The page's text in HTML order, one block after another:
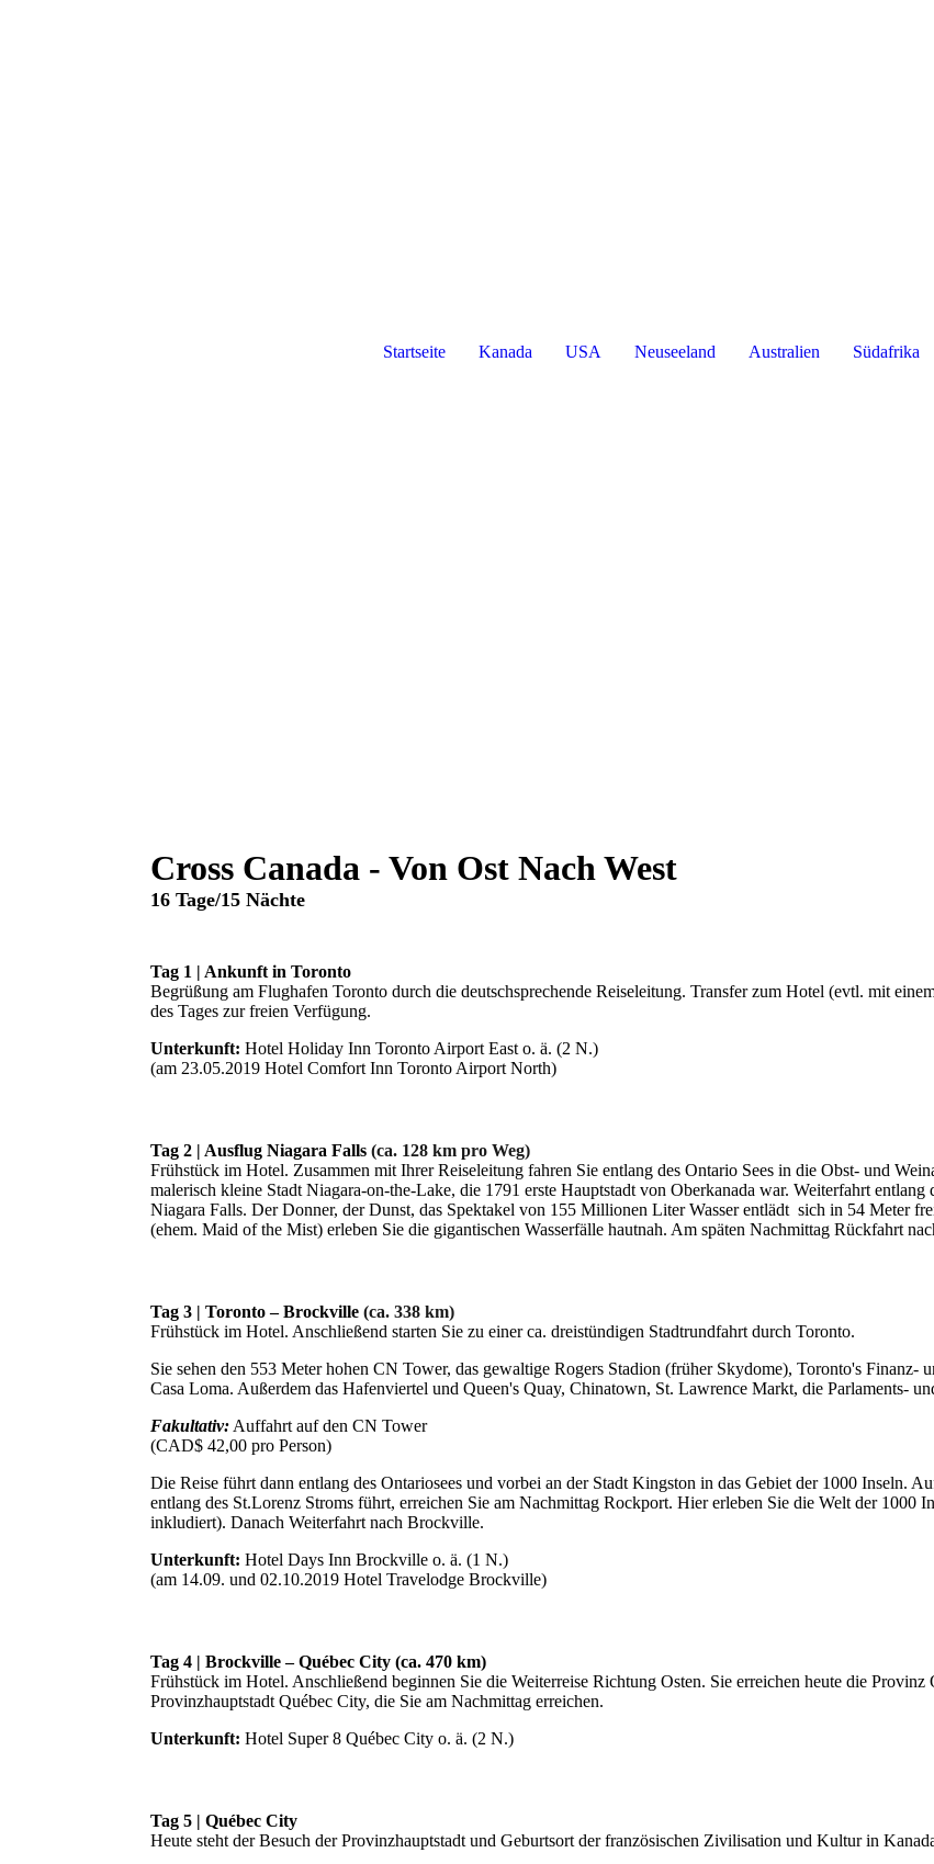
Startseite Kanada USA Neuseeland Australien Südafrika
Cross Canada - Von Ost Nach West
16 Tage/15 Nächte
Tag 1 | Ankunft in Toronto
Begrüßung am Flughafen Toronto durch die deutschsprechende Reiseleitung. Transfer zum Hotel (evtl. mit
des Tages zur freien Verfügung.
Unterkunft: Hotel Holiday Inn Toronto Airport East o. ä. (2 N.)
(am 23.05.2019 Hotel Comfort Inn Toronto Airport North)
Tag 2 | Ausflug Niagara Falls (ca. 128 km pro Weg)
Frühstück im Hotel. Zusammen mit Ihrer Reiseleitung fahren Sie entlang des Ontario Sees in die Obst- und
malerisch kleine Stadt Niagara-on-the-Lake, die 1791 erste Hauptstadt von Oberkanada war. Weiterfahrt
Niagara Falls. Der Donner, der Dunst, das Spektakel von 155 Millionen Liter Wasser entlädt sich in 54 Meter
(ehem. Maid of the Mist) erleben Sie die gigantischen Wasserfälle hautnah. Am späten Nachmittag Rückfahrt
Tag 3 | Toronto – Brockville (ca. 338 km)
Frühstück im Hotel. Anschließend starten Sie zu einer ca. dreistündigen Stadtrundfahrt durch Toronto.
Sie sehen den 553 Meter hohen CN Tower, das gewaltige Rogers Stadion (früher Skydome), Toronto's
Casa Loma. Außerdem das Hafenviertel und Queen's Quay, Chinatown, St. Lawrence Markt, die Parlaments-
Fakultativ: Auffahrt auf den CN Tower
(CAD$ 42,00 pro Person)
Die Reise führt dann entlang des Ontariosees und vorbei an der Stadt Kingston in das Gebiet der 1000 Inseln.
entlang des St.Lorenz Stroms führt, erreichen Sie am Nachmittag Rockport. Hier erleben Sie die Welt der 1000
inkludiert). Danach Weiterfahrt nach Brockville.
Unterkunft: Hotel Days Inn Brockville o. ä. (1 N.)
(am 14.09. und 02.10.2019 Hotel Travelodge Brockville)
Tag 4 | Brockville – Québec City (ca. 470 km)
Frühstück im Hotel. Anschließend beginnen Sie die Weiterreise Richtung Osten. Sie erreichen heute die
Provinzhauptstadt Québec City, die Sie am Nachmittag erreichen.
Unterkunft: Hotel Super 8 Québec City o. ä. (2 N.)
Tag 5 | Québec City
Heute steht der Besuch der Provinzhauptstadt und Geburtsort der französischen Zivilisation und Kultur in